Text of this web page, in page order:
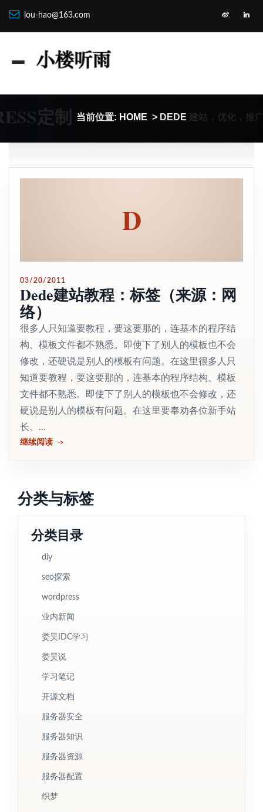
lou-hao@163.com
定制 当前位置: HOME > DEDE 建站，优化，推
D
03/20/2011
Dede建站教程：标签（来源：网
络）
很多人只知道要教程，要这要那的，连基本的程序结
构、模板文件都不熟悉。即使下了别人的模板也不会
修改，还硬说是别人的模板有问题。在这里很多人只
知道要教程，要这要那的，连基本的程序结构、模板
文件都不熟悉。即使下了别人的模板也不会修改，还
硬说是别人的模板有问题。在这里要奉劝各位新手站
长。...
继续阅读
分类与标签
分类目录
diy
seo探索
wordpress
业内新闻
娄昊IDC学习
娄昊说
学习笔记
开源文档
服务器安全
服务器知识
服务器资源
服务器配置
织梦